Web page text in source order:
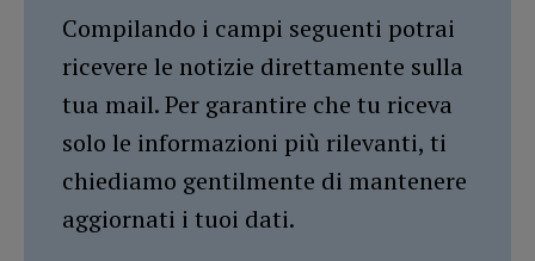
Compilando i campi seguenti potrai
ricevere le notizie direttamente sulla
tua mail. Per garantire che tu riceva
solo le informazioni più rilevanti, ti
chiediamo gentilmente di mantenere
aggiornati i tuoi dati.